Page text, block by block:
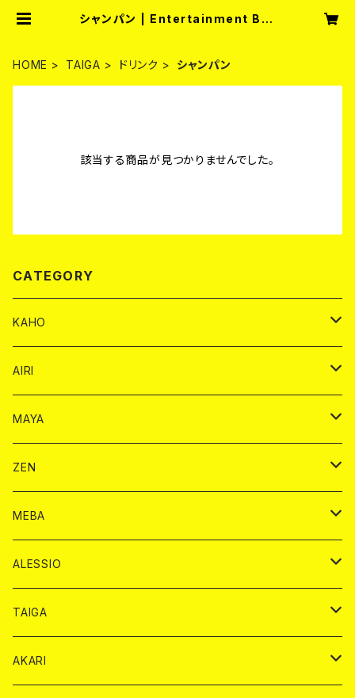
シャンパン | Entertainment Bar
HOME TAIGA ドリンク シャンパン
該当する商品が見つかりませんでした。
CATEGORY
KAHO
シャンパンカード
モエシャンドン カード
ヴーヴクリコ カード
BAIKA カード
ノーマル カード
プレミアム カード
ドリンク カード
１ドリンクカード
ショット
チェキ カード
チェキ １５００円
AIRI
シャンパン カード
モエシャンドン カード
ヴーヴクリコ カード
BAIKA カード
ノーマル カード
プレミアム カード
ドリンク カード
１ドリンク カード
ショット
チェキ カード
チェキ １５００円
MAYA
ドリンク
1ドリンク
ショット
チェキ
BAIKA
ZEN
ドリンク
シャンパン
ショット
チェキ
BAIKA
MEBA
ドリンク
シャンパンカード
ドリンクカード
チップ
チェキ
ALESSIO
ドリンク
シャンパン
チップ
TAIGA
ドリンク
AKARI